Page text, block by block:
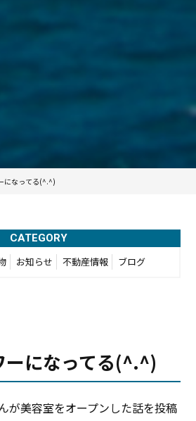
になってる(^.^)
CATEGORY
お知らせ 不動産情報 ブログ
ーになってる(^.^)
が美容室をオープンした話を投稿